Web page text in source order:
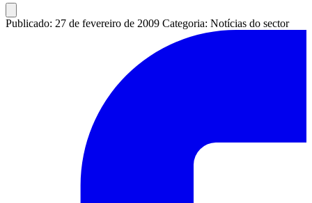
Publicado: 27 de fevereiro de 2009 Categoria: Notícias do sector